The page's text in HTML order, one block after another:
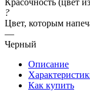
?
Цвет, которым
—
Черный
Описание
Как купить